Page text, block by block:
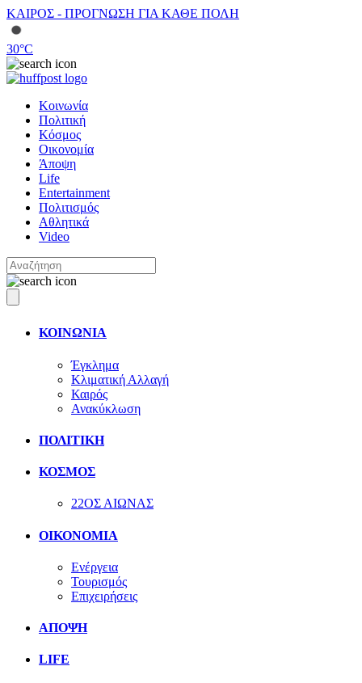
ΚΑΙΡΟΣ - ΠΡΟΓΝΩΣΗ ΓΙΑ ΚΑΘΕ ΠΟΛΗ
30°C
Κοινωνία
Πολιτική
Κόσμος
Οικονομία
Άποψη
Life
Entertainment
Πολιτισμός
Αθλητικά
Video
ΚΟΙΝΩΝΙΑ
Έγκλημα
Κλιματική Αλλαγή
Καιρός
Ανακύκλωση
ΠΟΛΙΤΙΚΗ
ΚΟΣΜΟΣ
22ΟΣ ΑΙΩΝΑΣ
ΟΙΚΟΝΟΜΙΑ
Ενέργεια
Τουρισμός
Επιχειρήσεις
ΑΠΟΨΗ
LIFE